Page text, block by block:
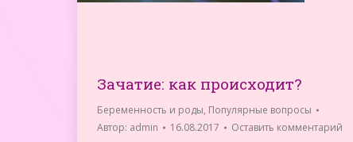
Зачатие: как происходит?
Беременность и роды, Популярные вопросы
Автор: admin 16.08.2017 Оставить комментарий